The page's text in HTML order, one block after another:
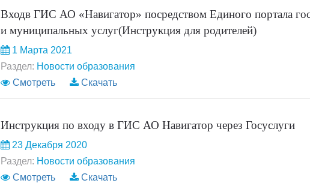
Входв ГИС АО «Навигатор» посредством Единого портала
и муниципальных услуг(Инструкция для родителей)
1 Марта 2021
Раздел: Новости образования
Смотреть
Скачать
Инструкция по входу в ГИС АО Навигатор через Госуслуги
23 Декабря 2020
Раздел: Новости образования
Смотреть
Скачать